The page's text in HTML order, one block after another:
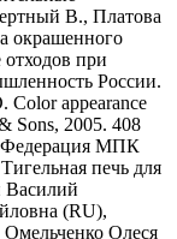
В., Платова
окрашенного
отходов при
России.
appearance
Sons, 2005. 408
Федерация МПК
печь для
Василий
(RU),
Олеся